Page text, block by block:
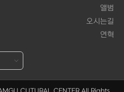
앨범
오시는길
연혁